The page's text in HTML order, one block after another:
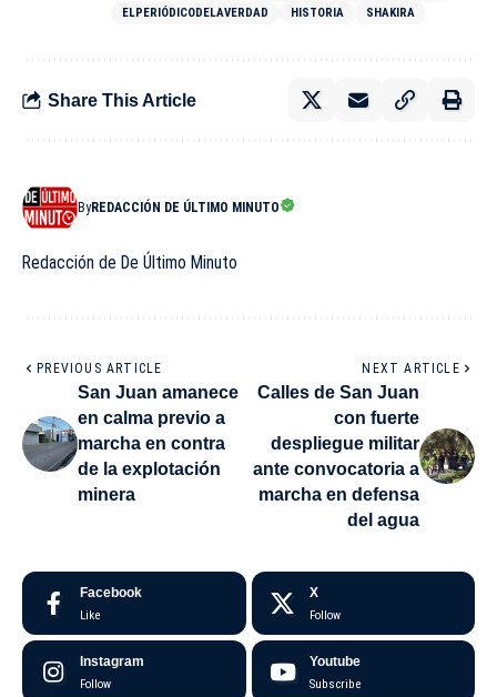
ELPERIÓDICODELAVERDAD HISTORIA SHAKIRA
Share This Article
ByREDACCIÓN DE ÚLTIMO MINUTO
Redacción de De Último Minuto
PREVIOUS ARTICLE
San Juan amanece
en calma previo a
marcha en contra
de la explotación
minera
NEXT ARTICLE
Calles de San Juan
con fuerte
despliegue militar
ante convocatoria a
marcha en defensa
del agua
Facebook
Like
X
Follow
Instagram
Follow
Youtube
Subscribe